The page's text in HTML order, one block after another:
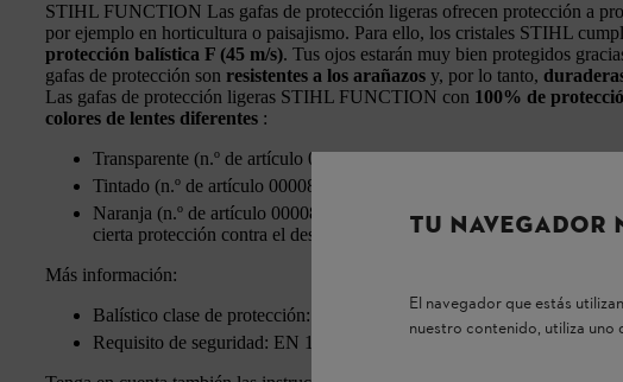
STIHL FUNCTION Las gafas de protección ligeras ofrecen protección a
por ejemplo en horticultura o paisajismo. Para ello, los cristales STIHL
protección balística F (45 m/s). Tus ojos estarán muy bien protegidos
gafas de protección son resistentes a los arañazos y, por lo tanto,
Las gafas de protección ligeras STIHL FUNCTION con 100% de
colores de lentes diferentes :
Transparente (n.º de artículo 00008840361): para trabajar en
Tintado (n.º de artículo 00008840362): para trabajar en luz solar intensa
Naranja (n.º de artículo 00008840360): mejora el contraste cuando se
cierta protección contra el deslumbramiento
Más información:
Balístico clase de protección: F (45 m/s)
Requisito de seguridad: EN 166
TU NAVEGADOR
El navegador que estás
nuestro contenido, utiliza uno